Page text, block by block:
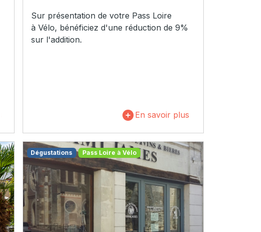
Sur présentation de votre Pass Loire
à Vélo, bénéficiez d'une réduction de 9%
sur l'addition.
En savoir plus
Dégustations Pass Loire à Vélo